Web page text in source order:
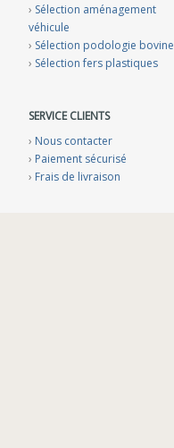
› Sélection aménagement
véhicule
› Sélection podologie bovine
› Sélection fers plastiques
SERVICE CLIENTS
› Nous contacter
› Paiement sécurisé
› Frais de livraison